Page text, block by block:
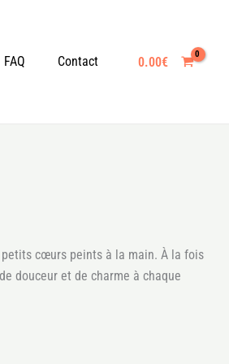
FAQ Contact 0.00€
cœurs peints à la main. À la fois
douceur et de charme à chaque